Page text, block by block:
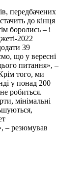
передбачених
до кінця
боролись – і
2022
39
що у вересні
питання», –
того, ми
у понад 200
робиться.
мінімальні
– резюмував